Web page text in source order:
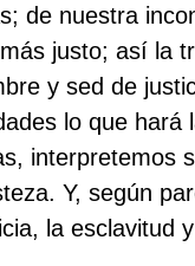
de nuestra
justo; así la
y sed de
lo que
interpretemos
Y, según
la esclavitud